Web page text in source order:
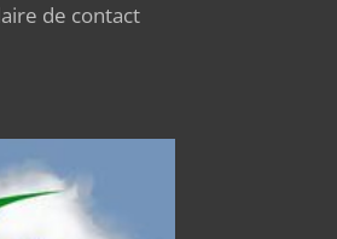
de contact